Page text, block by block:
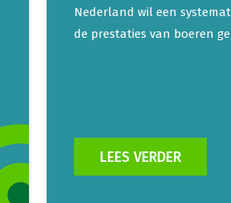
Nederland wil een
de prestaties van boeren
LEES VERDER